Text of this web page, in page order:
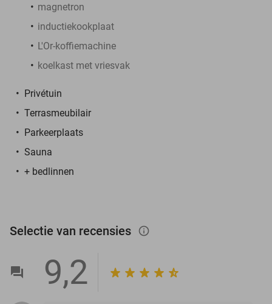
magnetron
inductiekookplaat
L'Or-koffiemachine
koelkast met vriesvak
Privétuin
Terrasmeubilair
Parkeerplaats
Sauna
+ bedlinnen
Selectie van recensies info_outlined
9,2